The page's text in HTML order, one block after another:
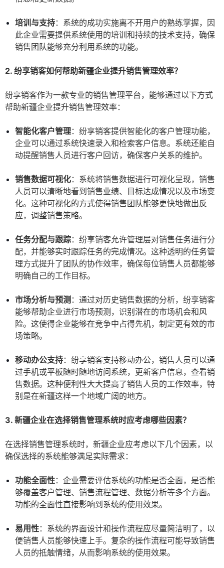
培训与支持：系统的成功实施离不开用户的熟练掌握，因
此企业需要提供系统使用的培训和持续的技术支持，确保
销售团队能够充分利用系统的功能。
2. 纷享销客如何帮助新疆企业提升销售管理效率？
纷享销客作为一款专业的销售管理平台，能够通过以下方式
帮助新疆企业提升销售管理效率：
智能化客户管理：纷享销客提供智能化的客户管理功能，
企业可以通过系统快速录入和检索客户信息。系统还能自
动提醒销售人员进行客户回访，确保客户关系的维护。
销售数据可视化：系统将销售数据进行可视化呈现，销售
人员可以清晰地看到销售业绩、目标达成情况以及市场变
化。这种可视化的方式使得销售团队能够更快地做出反
应，调整销售策略。
任务分配与跟踪：纷享销客允许管理层对销售任务进行分
配，并能够实时跟踪任务的完成情况。这种透明的任务管
理方式提升了团队的协作效率，确保每位销售人员都能够
明确自己的工作目标。
市场分析与预测 ：通过对历史销售数据的分析，纷享销客
能够帮助企业进行市场预测，识别潜在的市场机会和风
险。这使得企业能够在竞争中占得先机，制定更有效的市
场策略。
移动办公支持：纷享销客支持移动办公，销售人员可以通
过手机或平板随时随地访问系统，更新客户信息，查看销
售数据。这种便利性大大提高了销售人员的工作效率，特
别是在新疆这样一个地域广阔的地方。
3. 新疆企业在选择销售管理系统时应考虑哪些因素？
在选择销售管理系统时，新疆企业应考虑以下几个因素，以
确保选择的系统能够满足实际需求：
功能全面性：企业需要评估系统的功能是否全面，是否能
够覆盖客户管理、销售流程管理、数据分析等多个方面。
功能的全面性直接影响到系统的使用效果。
易用性：系统的界面设计和操作流程应尽量简洁明了，以
便销售人员能够快速上手。复杂的操作流程可能导致销售
人员的抵触情绪，从而影响系统的使用效果。